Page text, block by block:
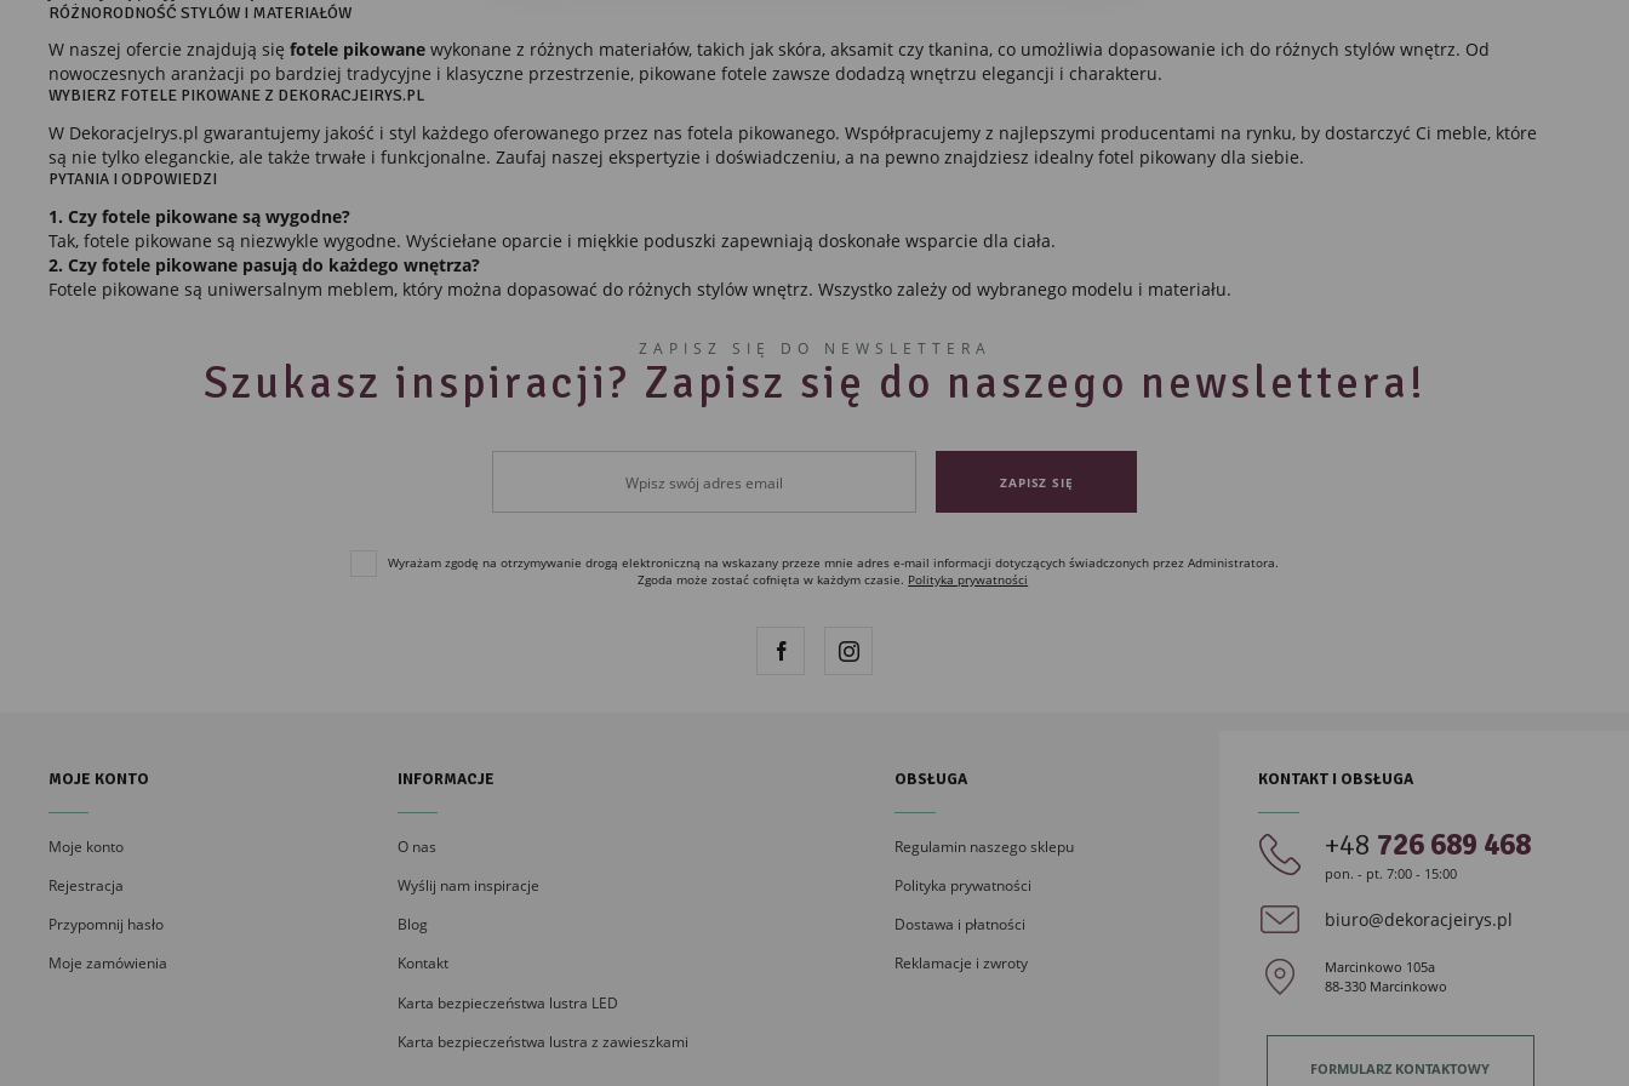
RÓŻNORODNOŚĆ STYLÓW I MATERIAŁÓW
W naszej ofercie znajdują się fotele pikowanewykonane z różnych materiałów, takich jak skóra, aksamit czy tkanina, co umożliwia dopasowanie ich do różnych stylów wnętrz. Od
nowoczesnych aranżacji po bardziej tradycyjne i klasyczne przestrzenie, pikowane fotele zawsze dodadzą wnętrzu elegancji i charakteru.
WYBIERZ FOTELE PIKOWANE Z DEKORACJEIRYS.PL
W DekoracjeIrys.pl gwarantujemy jakość i styl każdego oferowanego przez nas fotela pikowanego. Współpracujemy z najlepszymi producentami na rynku, by dostarczyć Ci meble, które
są nie tylko eleganckie, ale także trwałe i funkcjonalne. Zaufaj naszej ekspertyzie i doświadczeniu, a na pewno znajdziesz idealny fotel pikowany dla siebie.
PYTANIA I ODPOWIEDZI
1. Czy fotele pikowane są wygodne?
Tak, fotele pikowane są niezwykle wygodne. Wyściełane oparcie i miękkie poduszki zapewniają doskonałe wsparcie dla ciała.
2. Czy fotele pikowane pasują do każdego wnętrza?
Fotele pikowane są uniwersalnym meblem, który można dopasować do różnych stylów wnętrz. Wszystko zależy od wybranego modelu i materiału.
ZAPISZ SIĘ DO NEWSLETTERA
Szukasz inspiracji? Zapisz się do naszego newslettera!
Wyrażam zgodę na otrzymywanie drogą elektroniczną na wskazany przeze mnie adres e-mail informacji dotyczących świadczonych przez Administratora.
Zgoda może zostać cofnięta w każdym czasie. Polityka prywatności
MOJE KONTO
Moje konto
Rejestracja
Przypomnij hasło
Moje zamówienia
INFORMACJE
O nas
Wyślij nam inspiracje
Blog
Kontakt
Karta bezpieczeństwa lustra LED
Karta bezpieczeństwa lustra z zawieszkami
OBSŁUGA
Regulamin naszego sklepu
Polityka prywatności
Dostawa i płatności
Reklamacje i zwroty
KONTAKT I OBSŁUGA
+48 726 689 468
pon. - pt. 7:00 - 15:00
biuro@dekoracjeirys.pl
Marcinkowo 105a
88-330 Marcinkowo
FORMULARZ KONTAKTOWY
Promocyjne pliki cookies służą do prezentowania Ci naszych komunikatów na podstawie analizy
Twoich upodobań oraz Twoich zwyczajów dotyczących przeglądanej witryny internetowej. Treści
prezentujących nasze treści w postaci wiadomości, ofert, komunikatów mediów społecznościowych.
Więcej